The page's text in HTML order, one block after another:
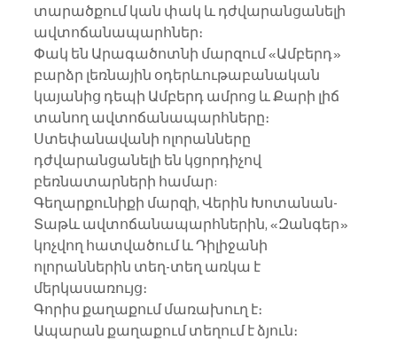
տարածքում կան փակ և դժվարանցանելի
ավտոճանապարհներ։
Փակ են Արագածոտնի մարզում «Ամբերդ»
բարձր լեռնային օդերևութաբանական
կայանից դեպի Ամբերդ ամրոց և Քարի լիճ
տանող ավտոճանապարհները։
Ստեփանավանի ոլորանները
դժվարանցանելի են կցորդիչով
բեռնատարների համար:
Գեղարքունիքի մարզի, Վերին Խոտանան-
Տաթև ավտոճանապարհներին, «Զանգեր»
կոչվող հատվածում և Դիլիջանի
ոլորաններին տեղ-տեղ առկա է
մերկասառույց։
Գորիս քաղաքում մառախուղ է։
Ապարան քաղաքում տեղում է ձյուն։